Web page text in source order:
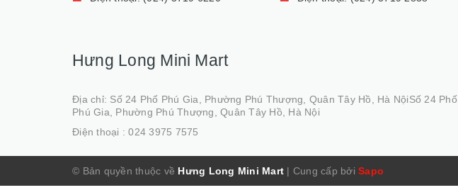
Hưng Long Mini Mart
Địa chỉ: Số 24 Phố Phú Gia, Phường Phú Thượng, Quân Tây Hồ, Hà NộiSố 24 Phố
Phú Gia, Phường Phú Thượng, Quân Tây Hồ, Hà Nội
Điện thoại :024 3975 7575
© Bản quyền thuộc về Hưng Long Mini Mart | Cung cấp bởi Sapo